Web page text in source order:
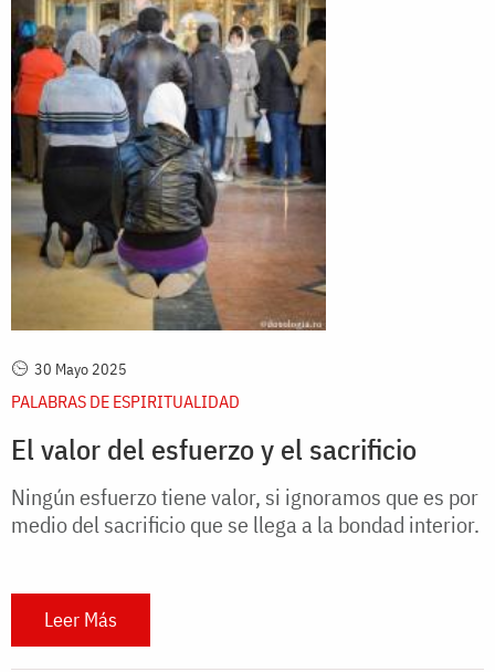
30 Mayo 2025
PALABRAS DE ESPIRITUALIDAD
El valor del esfuerzo y el sacrificio
Ningún esfuerzo tiene valor, si ignoramos que es por
medio del sacrificio que se llega a la bondad interior.
Leer Más